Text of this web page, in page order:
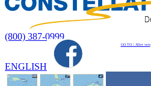
(800) 387-0999
GO TO / Aller vers
ENGLISH